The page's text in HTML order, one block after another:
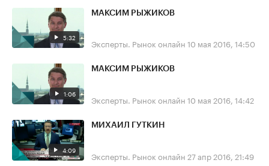
5:32
МАКСИМ РЫЖИКОВ
Эксперты. Рынок онлайн 10 мая 2016, 14:50
1:06
МАКСИМ РЫЖИКОВ
Эксперты. Рынок онлайн 10 мая 2016, 14:42
4:09
МИХАИЛ ГУТКИН
Эксперты. Рынок онлайн 27 апр 2016, 21:49